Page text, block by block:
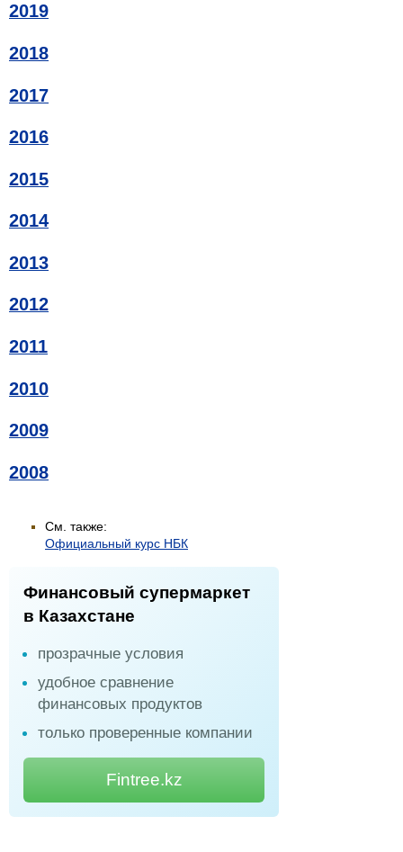
2019
2018
2017
2016
2015
2014
2013
2012
2011
2010
2009
2008
См. также:
Официальный курс НБК
Финансовый супермаркет
в Казахстане
прозрачные условия
удобное сравнение
финансовых продуктов
только проверенные компании
Fintree.kz